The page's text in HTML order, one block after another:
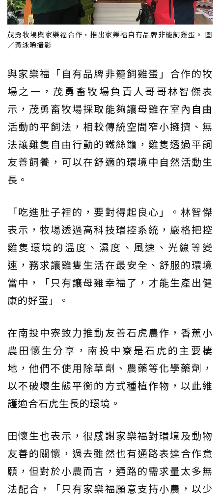
茂勇牧場與家樂福合作，推出家樂福自有品牌非籠飼雞蛋。 圖
／黃泳晞攝影
與家樂福「自有品牌非籠飼雞蛋」合作的牧
場之一，茂勇畜牧場負責人哥哥林智傑表
示，茂勇畜牧場採取能夠讓母雞在室內 自由
活動的平飼法，相較傳統空間窄小擁擠、無
法讓雞隻自由行動的鐵絲籠，雞隻透過平飼
友善飼養，可以在舒適的環境中自然活動生
長。
「吃進肚子裡的，要對得起良心」。林智傑
表示，牧場透過高科技環控系統，嚴格把控
雞隻環境的溫度、濕度、風速、光線等變
速，務求讓雞隻生活在最安全、舒服的環境
當中，「只有讓母雞幸福了，才能生產出健
康的好蛋」。
在南投中寮致力推動友善石虎農作，香蕉小
農田懷生分享，南投中寮是石虎的主要棲
地，他們不使用除草劑、農藥等化學藥劑，
以不破壞生態平衡的方式種植作物，以此維
護適合石虎生長的環境。
田懷生也表示，很感謝家樂福對環境及動物
友善的關懷，過去雖然也有通路表達合作意
願，但對於小農而言，通路的需求量太多無
法配合，「只有家樂福願意支持小農，以少